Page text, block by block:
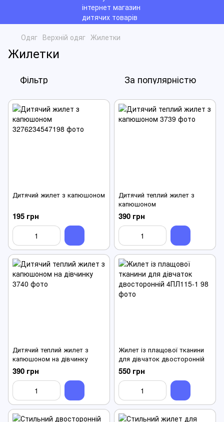
Одяг Верхній одяг Жилетки
Жилетки
Фільтр За популярністю
Дитячий жилет з капюшоном
195 грн
Дитячий теплий жилет з
капюшоном
390 грн
Дитячий теплий жилет з
капюшоном на дівчинку
390 грн
Жилет із плащової тканини
для дівчаток двосторонній
550 грн